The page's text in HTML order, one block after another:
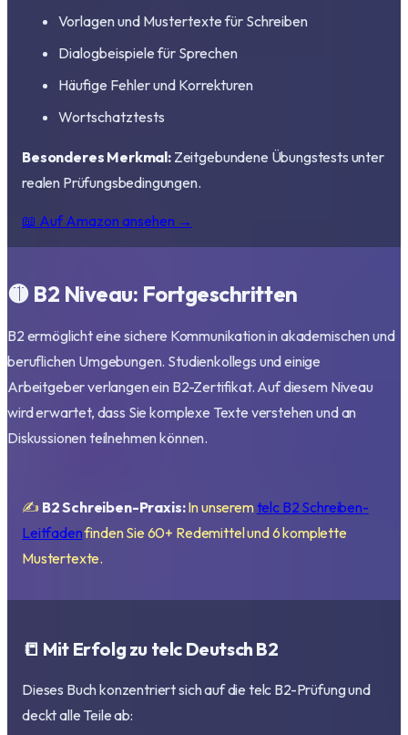
Vorlagen und Mustertexte für Schreiben
Dialogbeispiele für Sprechen
Häufige Fehler und Korrekturen
Wortschatztests
Besonderes Merkmal:Zeitgebundene Übungstests unter
realen Prüfungsbedingungen.
📖 Auf Amazon ansehen →
🟡 B2 Niveau: Fortgeschritten
B2 ermöglicht eine sichere Kommunikation in akademischen und
beruflichen Umgebungen. Studienkollegs und einige
Arbeitgeber verlangen ein B2-Zertifikat. Auf diesem Niveau
wird erwartet, dass Sie komplexe Texte verstehen und an
Diskussionen teilnehmen können.
✍️ B2 Schreiben-Praxis:In unserem telc B2 Schreiben-
Leitfadenfinden Sie 60+ Redemittel und 6 komplette
Mustertexte.
📒 Mit Erfolg zu telc Deutsch B2
Dieses Buch konzentriert sich auf die telc B2-Prüfung und
deckt alle Teile ab: